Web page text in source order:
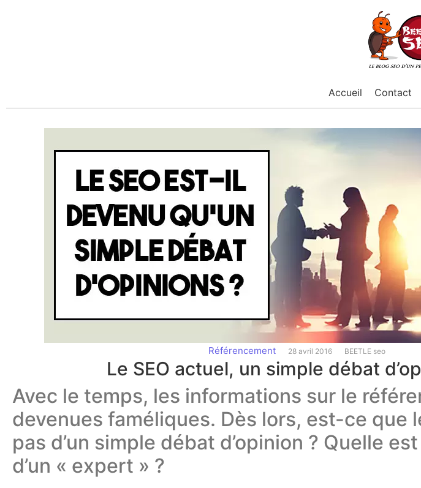
Accueil Contact
Référencement 28 avril 2016 BEETLE seo
Le SEO actuel, un simple débat
Avec le temps, les informations sur le
devenues faméliques. Dès lors, est-ce que
pas d’un simple débat d’opinion ? Quelle
d’un « expert » ?